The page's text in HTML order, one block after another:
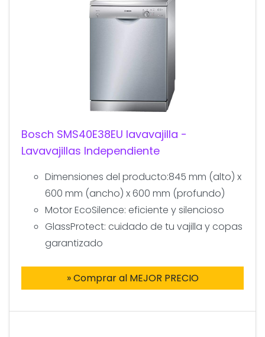
Bosch SMS40E38EU lavavajilla -
Lavavajillas Independiente
Dimensiones del producto:845 mm (alto) x
600 mm (ancho) x 600 mm (profundo)
Motor EcoSilence: eficiente y silencioso
GlassProtect: cuidado de tu vajilla y copas
garantizado
» Comprar al MEJOR PRECIO